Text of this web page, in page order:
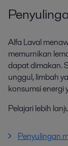
Alfa Laval
memurnikan
dapat dimakan.
unggul, limbah
konsumsi energi
Pelajari lebih
Penyulingan